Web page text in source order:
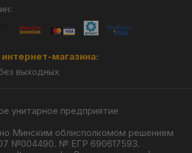
магазина:
выходных
унитарное предприятие
Минским облисполкомом решением
№004490. № ЕГР 690617593.